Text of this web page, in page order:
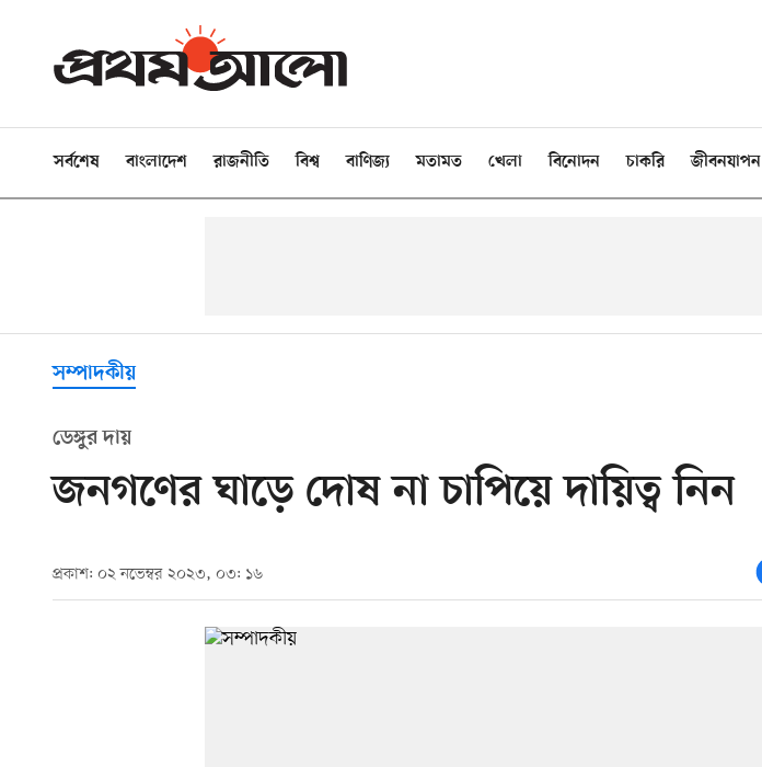
সর্বশেষ বাংলাদেশ রাজনীতি বিশ্ব বাণিজ্য মতামত খেলা বিনোদন চাকরি জীবনযাপন
সম্পাদকীয়
ডেঙ্গুর দায়
জনগণের ঘাড়ে দোষ না চাপিয়ে দায়িত্ব নিন
প্রকাশ: ০২ নভেম্বর ২০২৩, ০৩: ১৬